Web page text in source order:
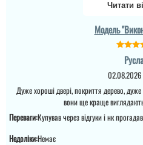
Читати
Модель
02.08.2026
Дуже хороші двері, покриття дерево,
вони ще краще
Переваги:Купував через відгуки і нк
Недоліки:Немає